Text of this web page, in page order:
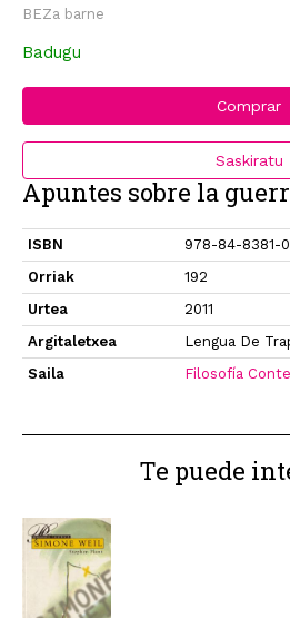
BEZa barne
Badugu
Comprar
Saskiratu
Apuntes sobre la
ISBN
978-84-8381-
Orriak
192
Urtea
2011
Argitaletxea
Lengua De
Saila
Filosofía
Te puede